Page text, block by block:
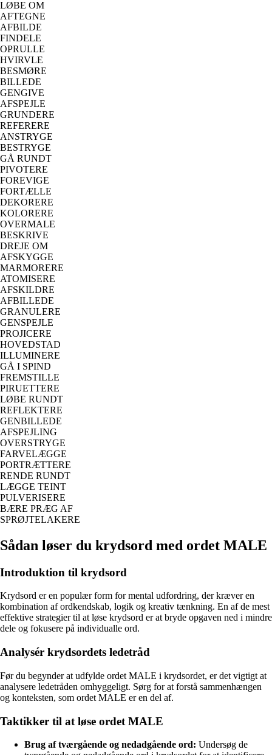
LØBE OM
AFTEGNE
AFBILDE
FINDELE
OPRULLE
HVIRVLE
BESMØRE
BILLEDE
GENGIVE
AFSPEJLE
GRUNDERE
REFERERE
ANSTRYGE
BESTRYGE
GÅ RUNDT
PIVOTERE
FOREVIGE
FORTÆLLE
DEKORERE
KOLORERE
OVERMALE
BESKRIVE
DREJE OM
AFSKYGGE
MARMORERE
ATOMISERE
AFSKILDRE
AFBILLEDE
GRANULERE
GENSPEJLE
PROJICERE
HOVEDSTAD
ILLUMINERE
GÅ I SPIND
FREMSTILLE
PIRUETTERE
LØBE RUNDT
REFLEKTERE
GENBILLEDE
AFSPEJLING
OVERSTRYGE
FARVELÆGGE
PORTRÆTTERE
RENDE RUNDT
LÆGGE TEINT
PULVERISERE
BÆRE PRÆG AF
SPRØJTELAKERE
Sådan løser du krydsord med ordet MALE
Introduktion til krydsord
Krydsord er en populær form for mental udfordring, der kræver en
kombination af ordkendskab, logik og kreativ tænkning. En af de mest
effektive strategier til at løse krydsord er at bryde opgaven ned i mindre
dele og fokusere på individualle ord.
Analysér krydsordets ledetråd
Før du begynder at udfylde ordet MALE i krydsordet, er det vigtigt at
analysere ledetråden omhyggeligt. Sørg for at forstå sammenhængen
og konteksten, som ordet MALE er en del af.
Taktikker til at løse ordet MALE
Brug af tværgående og nedadgående ord: Undersøg de